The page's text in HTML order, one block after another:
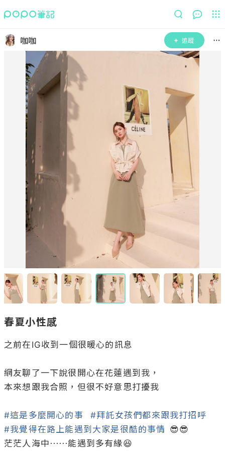
咖咖 追蹤
春夏小性感
之前在IG收到一個很暖心的訊息
網友聊了一下說很開心在花蓮遇到我，
本來想跟我合照，但很不好意思打擾我
#這是多麼開心的事
#拜託女孩們都來跟我打招呼
#我覺得在路上能遇到大家是很酷的事情 😎😎
茫茫人海中⋯⋯能遇到多有緣😆